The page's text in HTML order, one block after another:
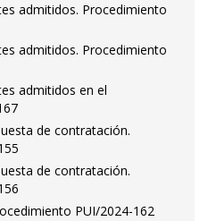
admitidos. Procedimiento
admitidos. Procedimiento
admitidos en el
de contratación.
de contratación.
PUI/2024-162